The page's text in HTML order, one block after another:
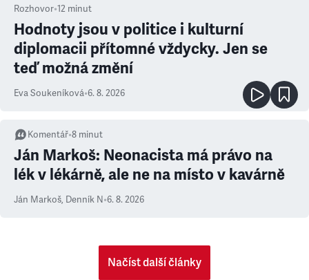
Rozhovor•12 minut
Hodnoty jsou v politice i kulturní
diplomacii přítomné vždycky. Jen se
teď možná změní
Eva Soukeníková•6. 8. 2026
Komentář•8 minut
Ján Markoš: Neonacista má právo na
lék v lékárně, ale ne na místo v kavárně
Ján Markoš, Denník N•6. 8. 2026
Načíst další články